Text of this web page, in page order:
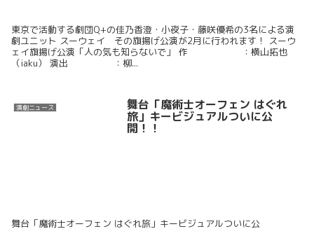
東京で活動する劇団Q+の佳乃香澄・小夜子・藤咲優希の3名による演
劇ユニット スーウェイ その旗揚げ公演が2月に行われます！ スーウ
ェイ旗揚げ公演「人の気も知らないで」 作 ：横山拓也
（iaku） 演出 ：柳...
演劇ニュース 舞台「魔術士オーフェン はぐれ
旅」キービジュアルついに公
開！！
舞台「魔術士オーフェン はぐれ旅」キービジュアルついに公